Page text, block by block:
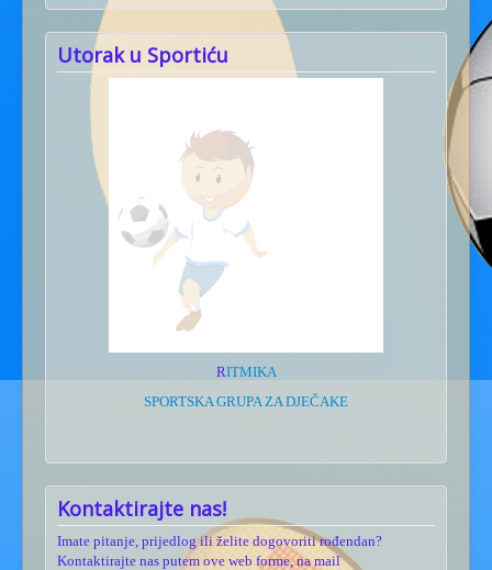
Utorak u Sportiću
RITMIKA
SPORTSKA GRUPA ZA DJEČAKE
Kontaktirajte nas!
Imate pitanje, prijedlog ili želite dogovoriti rođendan?
Kontaktirajte nas putem ove web forme, na mail